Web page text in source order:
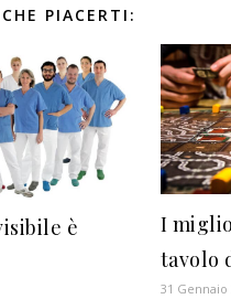
PIACERTI:
è
I
tavolo
31 Gennaio